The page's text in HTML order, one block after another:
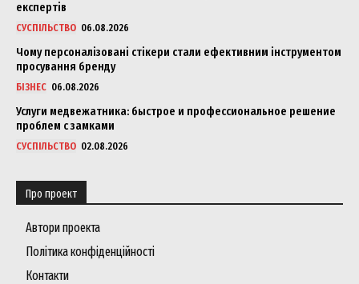
експертів
СУСПІЛЬСТВО 06.08.2026
Чому персоналізовані стікери стали ефективним інструментом
просування бренду
БІЗНЕС 06.08.2026
Услуги медвежатника: быстрое и профессиональное решение
проблем с замками
СУСПІЛЬСТВО 02.08.2026
Про проект
Автори проекта
Політика конфіденційності
Контакти